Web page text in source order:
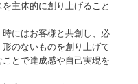
主体的に創り上げること
にはお客様と共創し、必
のないものを創り上げて
とで達成感や自己実現を